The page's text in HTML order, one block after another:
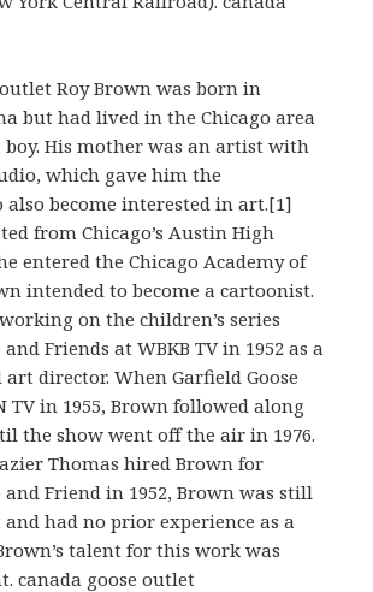
Roy Brown was born in
but had lived in the Chicago area
boy. His mother was an artist with
which gave him the
become interested in art.[1]
from Chicago’s Austin High
entered the Chicago Academy of
intended to become a cartoonist.
on the children’s series
Friends at WBKB TV in 1952 as a
director. When Garfield Goose
TV in 1955, Brown followed along
the show went off the air in 1976.
Thomas hired Brown for
and Friend in 1952, Brown was still
had no prior experience as a
talent for this work was
canada goose outlet